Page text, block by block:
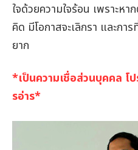
ใจด้วยความใจร้อน เพราะห
คิด มีโอกาสจะเลิกรา และกา
ยาก
*เป็นความเชื่อส่วนบุคคล โ
รอ่าร*